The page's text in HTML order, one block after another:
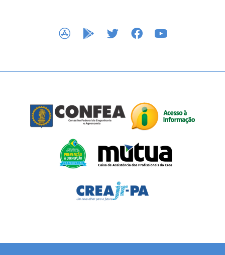
APP STOREGOOGLE PLAY
TWITTERFACEBOOK